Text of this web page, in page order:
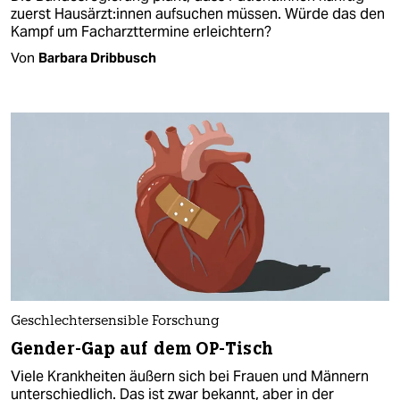
zuerst Haus­ärz­t:in­nen aufsuchen müssen. Würde das den
Kampf um Facharzttermine erleichtern?
Von Barbara Dribbusch
Geschlechtersensible Forschung
Gender-Gap auf dem OP-Tisch
Viele Krankheiten äußern sich bei Frauen und Männern
unterschiedlich. Das ist zwar bekannt, aber in der